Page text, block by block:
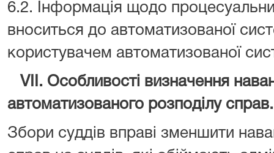
6.2. Інформація щодо
вноситься до автоматизованої
користувачем автоматизованої
VII. Особливості визначення
автоматизованого розподілу справ.
Збори суддів вправі зменшити